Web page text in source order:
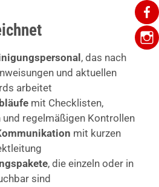
, das nach
und aktuellen
arbeitet
mit Checklisten,
regelmäßigen Kontrollen
mit kurzen
, die einzeln oder in
sind